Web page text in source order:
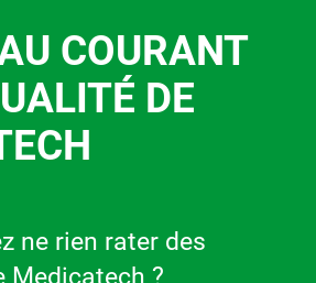
COURANT
DE
ne rien rater des